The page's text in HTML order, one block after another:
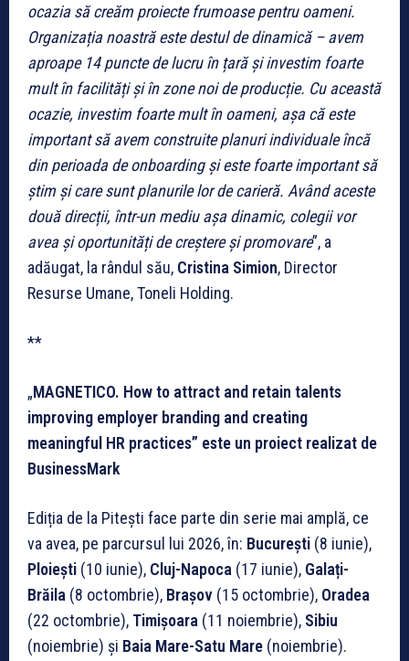
ocazia să creăm proiecte frumoase pentru oameni.
Organizația noastră este destul de dinamică – avem
aproape 14 puncte de lucru în țară și investim foarte
mult în facilități și în zone noi de producție. Cu această
ocazie, investim foarte mult în oameni, așa că este
important să avem construite planuri individuale încă
din perioada de onboarding și este foarte important să
știm și care sunt planurile lor de carieră. Având aceste
două direcții, într-un mediu așa dinamic, colegii vor
avea și oportunități de creștere și promovare”, a
adăugat, la rândul său, Cristina Simion, Director
Resurse Umane, Toneli Holding.
**
„MAGNETICO. How to attract and retain talents
improving employer branding and creating
meaningful HR practices” este un proiect realizat de
BusinessMark
Ediția de la Pitești face parte din serie mai amplă, ce
va avea, pe parcursul lui 2026, în: București (8 iunie),
Ploiești (10 iunie), Cluj-Napoca (17 iunie), Galați-
Brăila (8 octombrie), Brașov (15 octombrie), Oradea
(22 octombrie), Timișoara (11 noiembrie), Sibiu
(noiembrie) și Baia Mare-Satu Mare (noiembrie).